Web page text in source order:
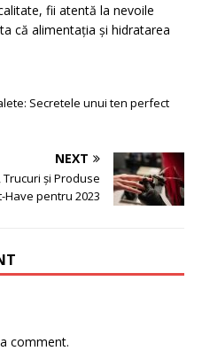
fii atentă la nevoile
că alimentația și hidratarea
Secretele unui ten perfect
NEXT
și Produse
Have pentru 2023
comment.